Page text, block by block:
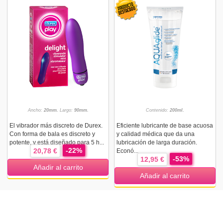
Ancho: 20mm. Largo: 90mm.
El vibrador más discreto de Durex.
Con forma de bala es discreto y
potente, y está diseñado para 5 h...
20,78 € -22%
Añadir al carrito
Contenido: 200ml.
Eficiente lubricante de base acuosa
y calidad médica que da una
lubricación de larga duración.
Econó...
12,95 € -53%
Añadir al carrito